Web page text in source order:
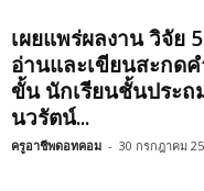
เผยแพร่ผลงาน วิจัย
อ่านและเขียนสะกด
ขั้น นักเรียนชั้นประ
นวรัตน์...
ครูอาชีพดอทคอม - 30 กรกฎาคม